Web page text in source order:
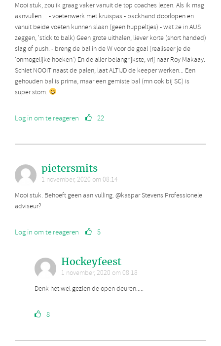
Mooi stuk, zou ik graag vaker vanuit de top coaches lezen. Als ik mag
aanvullen ... - voetenwerk met kruispas - backhand doorlopen en
vanuit beide voeten kunnen slaan (geen huppeltjes) - wat ze in AUS
zeggen, 'stick to balk) Geen grote uithalen, liever korte (short handed)
slag of push. - breng de bal in de W voor de goal (realiseer je de
'onmogelijke hoeken') En de aller belangrijkste, vrij naar Roy Makaay.
Schiet NOOIT naast de palen, laat ALTIJD de keeper werken... Een
gehouden bal is prima, maar een gemiste bal (mn ook bij SC) is
super stom.
Log in om te reageren 22
pietersmits
1 november, 2020 om 08:14
Mooi stuk. Behoeft geen aan vulling. @kaspar Stevens Professionele
adviseur?
Log in om te reageren 5
Hockeyfeest
1 november, 2020 om 08:18
Denk het wel gezien de open deuren.....
8